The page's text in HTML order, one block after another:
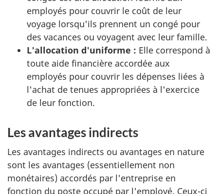
employés pour couvrir le coût de leur
voyage lorsqu'ils prennent un congé pour
des vacances ou voyagent avec leur famille.
L'allocation d'uniforme : Elle correspond à
toute aide financière accordée aux
employés pour couvrir les dépenses liées à
l'achat de tenues appropriées à l'exercice
de leur fonction.
Les avantages indirects
Les avantages indirects ou avantages en nature
sont les avantages (essentiellement non
monétaires) accordés par l'entreprise en
fonction du poste occupé par l'employé. Ceux-ci